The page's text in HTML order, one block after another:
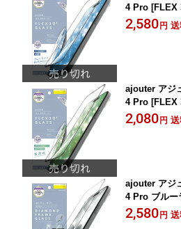
4 Pro [FLEX
合フレーム
CBK
2,580 円
ajouter アジ
4 Pro [FLEX
ラス AJ-
2,080 円
ajouter アジ
4 Pro ブルー
ットガラス -
SLB3CK
2,580 円